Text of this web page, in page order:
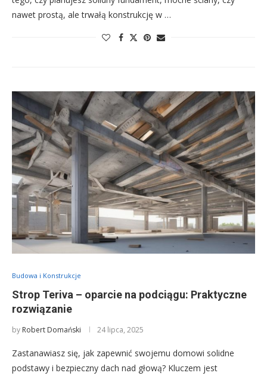
nawet prostą, ale trwałą konstrukcję w …
Budowa i Konstrukcje
Strop Teriva – oparcie na podciągu: Praktyczne
rozwiązanie
by Robert Domański 24 lipca, 2025
Zastanawiasz się, jak zapewnić swojemu domowi solidne
podstawy i bezpieczny dach nad głową? Kluczem jest